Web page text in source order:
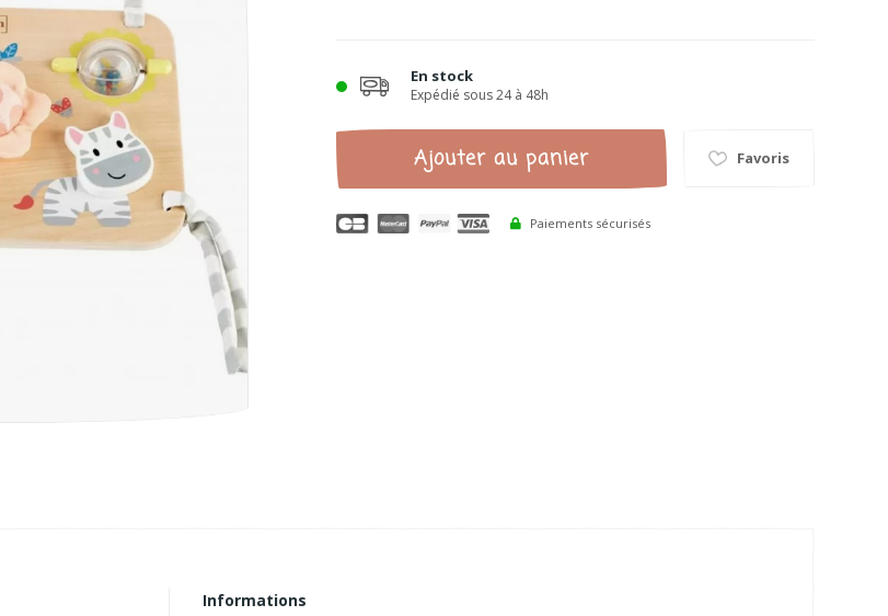
En stock
Expédié sous 24 à 48h
Ajouter au panier Favoris
Paiements sécurisés
Informations